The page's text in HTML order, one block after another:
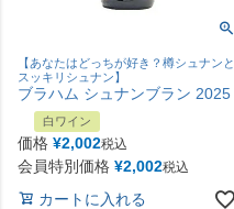
【あなたはどっちが好き？樽シュナンと
スッキリシュナン】
ブラハム シュナンブラン 2025
白ワイン
価格 ¥2,002税込
会員特別価格 ¥2,002税込
カートに入れる